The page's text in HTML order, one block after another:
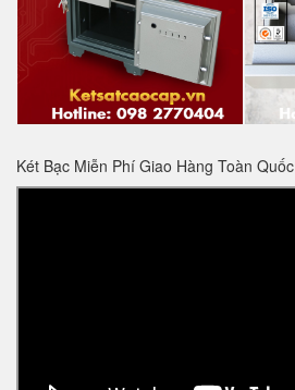
Két Bạc Miễn Phí Giao Hàng Toàn Quốc